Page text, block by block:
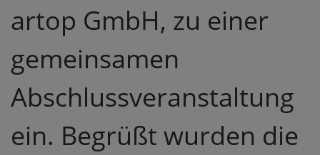
artop GmbH, zu einer
gemeinsamen
Abschlussveranstaltung
ein. Begrüßt wurden die